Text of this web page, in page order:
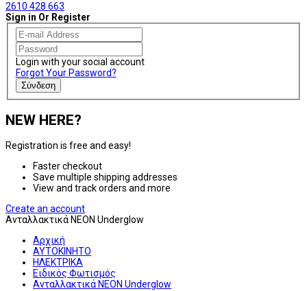
2610 428 663
Sign in Or Register
Login with your social account
Forgot Your Password?
Σύνδεση
NEW HERE?
Registration is free and easy!
Faster checkout
Save multiple shipping addresses
View and track orders and more
Create an account
Ανταλλακτικά NEON Underglow
Αρχική
ΑΥΤΟΚΙΝΗΤΟ
ΗΛΕΚΤΡΙΚΑ
Ειδικός Φωτισμός
Ανταλλακτικά NEON Underglow